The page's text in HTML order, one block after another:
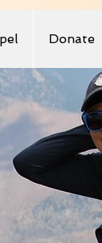
Donate